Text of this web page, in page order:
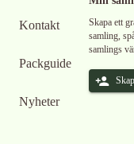
Kontakt
Packguide
Nyheter
Skapa ett
samling,
samlings